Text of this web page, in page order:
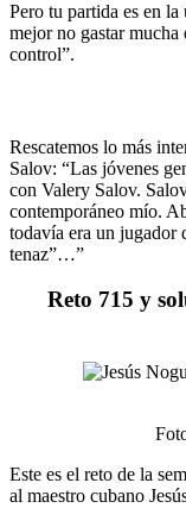
Pero tu partida es en
mejor no gastar mucha
control”.
Rescatemos lo más
Salov: “Las jóvenes
con Valery Salov.
contemporáneo mío.
todavía era un jugador
tenaz”…”
Reto 715 y
Este es el reto de la
al maestro cubano